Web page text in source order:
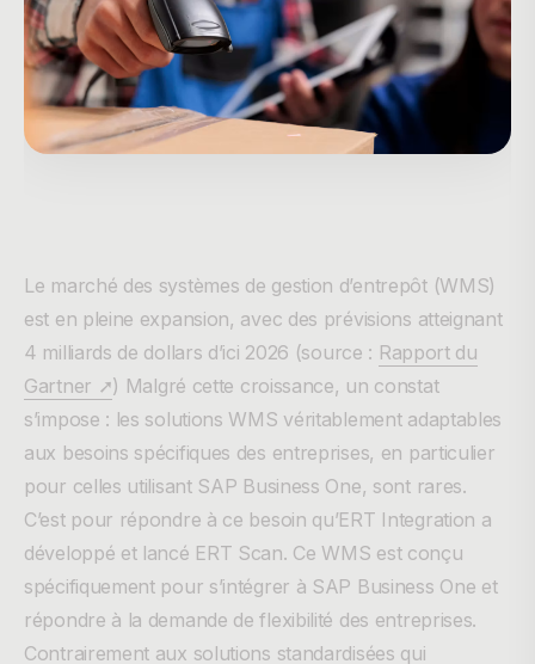
Le marché des systèmes de gestion d’entrepôt (WMS)
est en pleine expansion, avec des prévisions atteignant
4 milliards de dollars d’ici 2026 (source : Rapport du
Gartner ➚) Malgré cette croissance, un constat
s’impose : les solutions WMS véritablement adaptables
aux besoins spécifiques des entreprises, en particulier
pour celles utilisant SAP Business One, sont rares.
C’est pour répondre à ce besoin qu’ERT Integration a
développé et lancé ERT Scan. Ce WMS est conçu
spécifiquement pour s’intégrer à SAP Business One et
répondre à la demande de flexibilité des entreprises.
Contrairement aux solutions standardisées qui